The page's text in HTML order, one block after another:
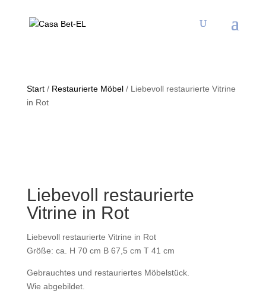
Start/ Restaurierte Möbel/ Liebevoll restaurierte Vitrine
in Rot
Liebevoll restaurierte
Vitrine in Rot
Liebevoll restaurierte Vitrine in Rot
Größe: ca. H 70 cm B 67,5 cm T 41 cm
Gebrauchtes und restauriertes Möbelstück.
Wie abgebildet.